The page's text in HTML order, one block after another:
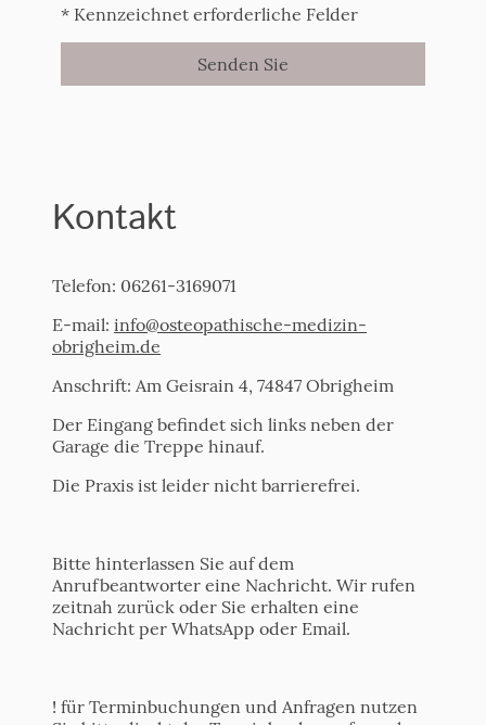
* Kennzeichnet erforderliche Felder
Senden Sie
Kontakt
Telefon: 06261-3169071
E-mail: info@osteopathische-medizin-
obrigheim.de
Anschrift: Am Geisrain 4, 74847 Obrigheim
Der Eingang befindet sich links neben der
Garage die Treppe hinauf.
Die Praxis ist leider nicht barrierefrei.
Bitte hinterlassen Sie auf dem
Anrufbeantworter eine Nachricht. Wir rufen
zeitnah zurück oder Sie erhalten eine
Nachricht per WhatsApp oder Email.
! für Terminbuchungen und Anfragen nutzen